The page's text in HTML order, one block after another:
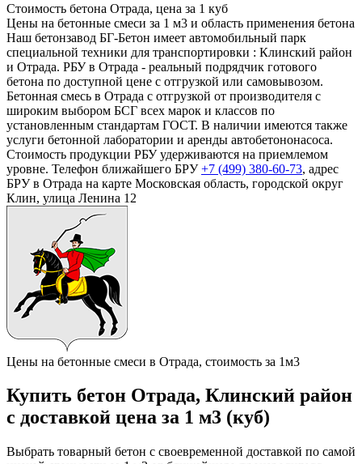
Стоимость бетона Отрада, цена за 1 куб
Цены на бетонные смеси за 1 м3 и область применения бетона
Наш бетонзавод БГ-Бетон имеет автомобильный парк
специальной техники для транспортировки : Клинский район
и Отрада. РБУ в Отрада - реальный подрядчик готового
бетона по доступной цене с отгрузкой или самовывозом.
Бетонная смесь в Отрада с отгрузкой от производителя с
широким выбором БСГ всех марок и классов по
установленным стандартам ГОСТ. В наличии имеются также
услуги бетонной лаборатории и аренды автобетононасоса.
Стоимость продукции РБУ удерживаются на приемлемом
уровне. Телефон ближайшего БРУ+7 (499) 380-60-73, адрес
БРУ в Отрада на карте Московская область, городской округ
Клин, улица Ленина 12
Цены на бетонные смеси в Отрада, стоимость за 1м3
Купить бетон Отрада, Клинский район
с доставкой цена за 1 м3 (куб)
Выбрать товарный бетон с своевременной доставкой по самой